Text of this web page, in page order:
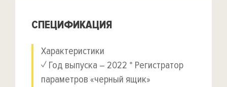
СПЕЦИФИКАЦИЯ
Характеристики
✓ Год выпуска – 2022 * Регистратор
параметров «черный ящик»